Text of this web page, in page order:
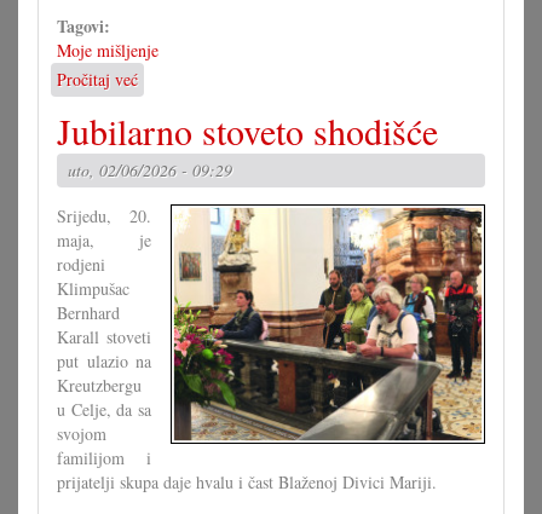
Tagovi:
Moje mišljenje
Pročitaj već
Je
li
zaista
znamo
kanimo?
Jubilarno stoveto shodišće
uto, 02/06/2026 - 09:29
Srijedu, 20.
maja, je
rodjeni
Klimpušac
Bernhard
Karall stoveti
put ulazio na
Kreutzbergu
u Celje, da sa
svojom
familijom i
prijatelji skupa daje hvalu i čast Blaženoj Divici Mariji.